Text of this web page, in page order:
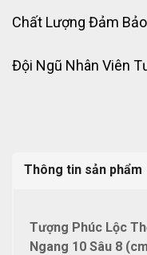
Chất Lượng Đảm
Đội Ngũ Nhân Viên
Thông tin sản phẩm
Tượng Phúc Lộc
Ngang 10 Sâu 8